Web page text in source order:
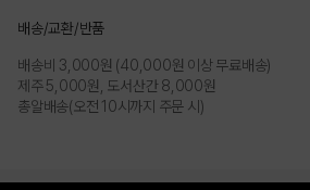
PRODUCT VIEW
배송/교환/반품
배송비 3,000원 (40,000원 이상 무료배송)
제주 5,000원, 도서산간 8,000원
총알배송(오전 10시까지 주문 시)